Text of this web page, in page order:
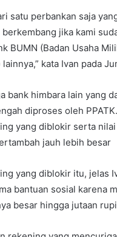
satu perbankan saja
berkembang jika kami
BUMN (Badan Usaha
kata Ivan pada
bank himbara lain yang
diproses oleh
yang diblokir serta
jauh lebih besar
yang diblokir itu, jelas
bantuan sosial karena
besar hingga jutaan